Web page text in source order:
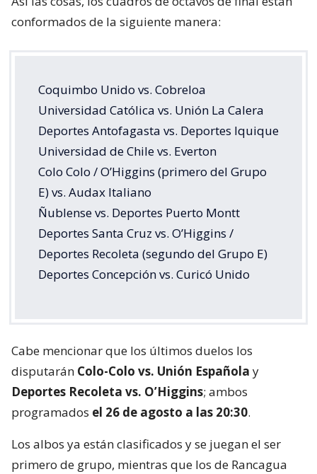
conformados de la siguiente manera:
Coquimbo Unido vs. Cobreloa
Universidad Católica vs. Unión La Calera
Deportes Antofagasta vs. Deportes Iquique
Universidad de Chile vs. Everton
Colo Colo / O’Higgins (primero del Grupo
E) vs. Audax Italiano
Ñublense vs. Deportes Puerto Montt
Deportes Santa Cruz vs. O’Higgins /
Deportes Recoleta (segundo del Grupo E)
Deportes Concepción vs. Curicó Unido
Cabe mencionar que los últimos duelos los
disputarán Colo-Colo vs. Unión Española y
Deportes Recoleta vs. O’Higgins; ambos
programados el 26 de agosto a las 20:30.
Los albos ya están clasificados y se juegan el ser
primero de grupo, mientras que los de Rancagua